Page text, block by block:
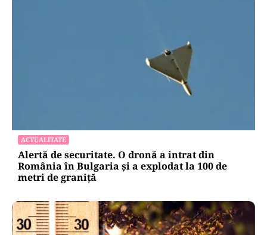
Reguli noi la vamă: Câte țigări și cât alcool mai
poți aduce din Bulgaria cu sacoșa